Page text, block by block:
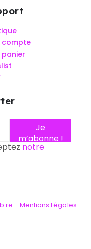
compte
panier
notre
- Mentions Légales